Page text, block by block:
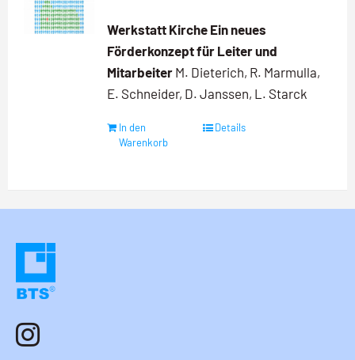
Werkstatt KircheEin neues
Förderkonzept für Leiter und
MitarbeiterM. Dieterich, R. Marmulla,
E. Schneider, D. Janssen, L. Starck
In den
Warenkorb
Details